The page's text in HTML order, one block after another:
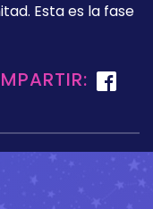
Esta es la fase